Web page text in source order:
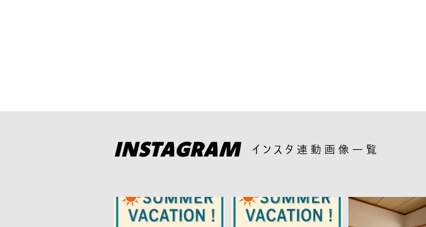
INSTAGRAM インスタ連動画像一覧